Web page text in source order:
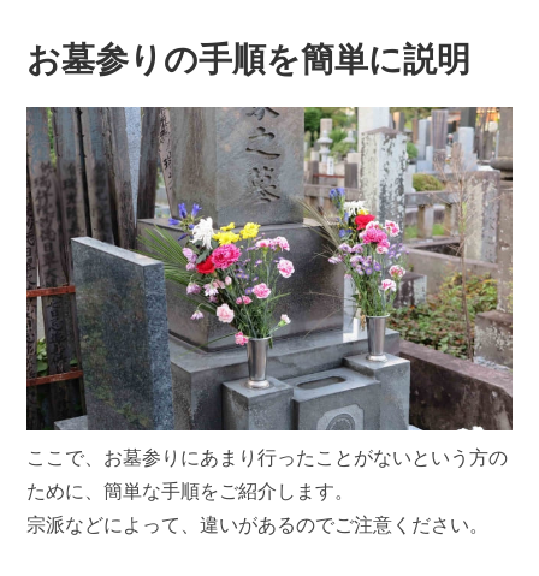
お墓参りの手順を簡単に説明
ここで、お墓参りにあまり行ったことがないという方の
ために、簡単な手順をご紹介します。
宗派などによって、違いがあるのでご注意ください。